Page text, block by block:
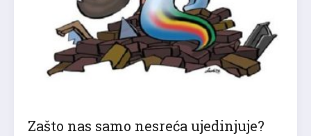
Zašto nas samo nesreća ujedinjuje?